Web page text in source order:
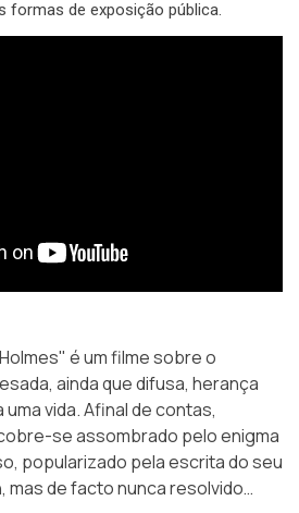
formas de exposição pública.
é um filme sobre o
ainda que difusa, herança
vida. Afinal de contas,
se assombrado pelo enigma
popularizado pela escrita do seu
mas de facto nunca resolvido…